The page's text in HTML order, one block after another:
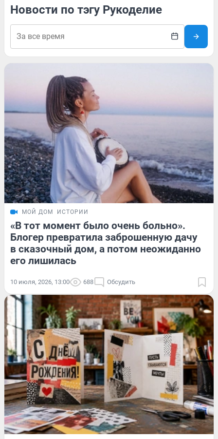
Новости по тэгу Рукоделие
МОЙ ДОМ ИСТОРИИ
«В тот момент было очень больно».
Блогер превратила заброшенную дачу
в сказочный дом, а потом неожиданно
его лишилась
10 июля, 2026, 13:00 688 Обсудить